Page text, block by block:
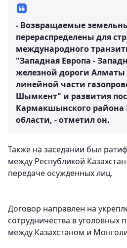
- Возвращаемые
перераспределены для
международного
"Западная Европа -
железной дороги Алматы
линейной части
Шымкент" и развития
Кармакшынского
области, - отметил он.
Также на заседании был
между Республикой
передаче осужденных лиц.
Договор направлен на
сотрудничества в уголовных
между Казахстаном и